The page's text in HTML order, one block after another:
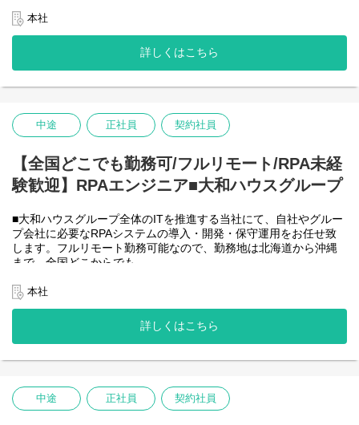
業務ヒアリング、要件定義、基本設計、詳細設計、実装、テス
ト、リリースまで開発作業を一気通貫で担当していただきます。
環境の運用・保守までをお任せします。
使用ツール：
-UiPath
-AI-OCR/DX Suite
-MySQL など
【将来的に】要件定義から設計、運用まで全般を行い、早い段階
で技術スペシャリストとして、技術面からメンバーを引っ張って
いただく役割を期待しています。
会社としてDX推進を進める中、AIを使って新たな価値を生む仕
す！
＜クライアントは大和ハウスグループ全体＞
大和ハウスグループ480社、グループ従業員数(正社員のみ)48,831
全てに関わるシステムを担っています。
出資は大和ハウス本体になりますが、売上好調かつDX推進の優先
度が高いため、
潤沢なリソースのもと、最上流から変革を進めていくことが可能
です。
＜詳細な業務例／基本的な技術仕様＞
ローコード開発プラットフォームを導入し、レガシー化した業務
基幹システムの改善などに取り組んでいます。
本社
詳しくはこちら
中途 正社員 契約社員
【全国どこでも勤務可/フルリモート/RPA未経
験歓迎】RPAエンジニア■大和ハウスグループ
■大和ハウスグループ全体のITを推進する当社にて、自社やグルー
プ会社に必要なRPAシステムの導入・開発・保守運用をお任せ致
します。フルリモート勤務可能なので、勤務地は北海道から沖縄
まで、全国どこからでも
社後の勤務地は問いません。また、働く時間に制限もなく、月160
時間の勤務で、午前5時～22時までの間であれば、自由な時間に働
いていただけます。業務を途中で中断したり、働く時間を調整で
きるので、家事、育児、介護などとの両立も可能です。社員が仕
思っておりますのでフルフレックスです。
＜クライアントは大和ハウスグループ全体＞
本社
詳しくはこちら
中途 正社員 契約社員